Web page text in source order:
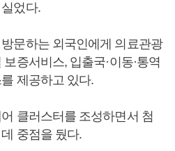
었다.
문하는 외국인에게 의료관광
증서비스, 입출국·이동·통역
제공하고 있다.
클러스터를 조성하면서 첨
중점을 뒀다.